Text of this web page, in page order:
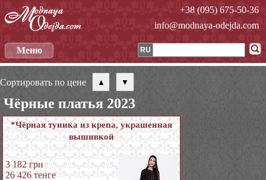
+38 (095) 675-50-36
info@modnaya-odejda.com
RU
Меню
Сортировать по цене
Чёрные платья 2023
*Чёрная туника из крепа, украшенная
вышивкой
3 182 грн
26 426 тенге